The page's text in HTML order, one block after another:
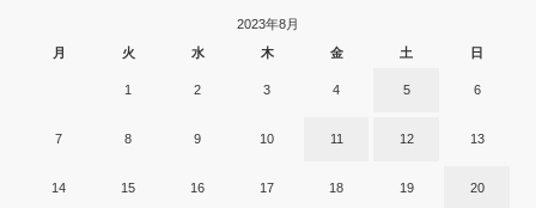
2023年8月
月
火 水 木 金 土 日
1 2 3 4 5 6
7 8 9 10 11 12 13
14 15 16 17 18 19 20